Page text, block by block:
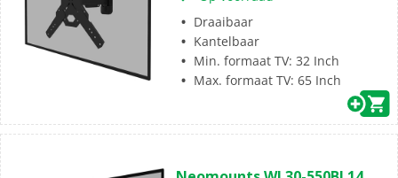
Draaibaar
Kantelbaar
Min. formaat TV: 32 Inch
Max. formaat TV: 65 Inch